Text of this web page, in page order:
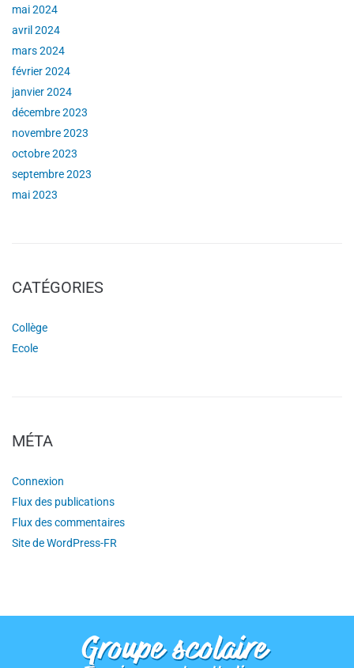
mai 2024
avril 2024
mars 2024
février 2024
janvier 2024
décembre 2023
novembre 2023
octobre 2023
septembre 2023
mai 2023
CATÉGORIES
Collège
Ecole
MÉTA
Connexion
Flux des publications
Flux des commentaires
Site de WordPress-FR